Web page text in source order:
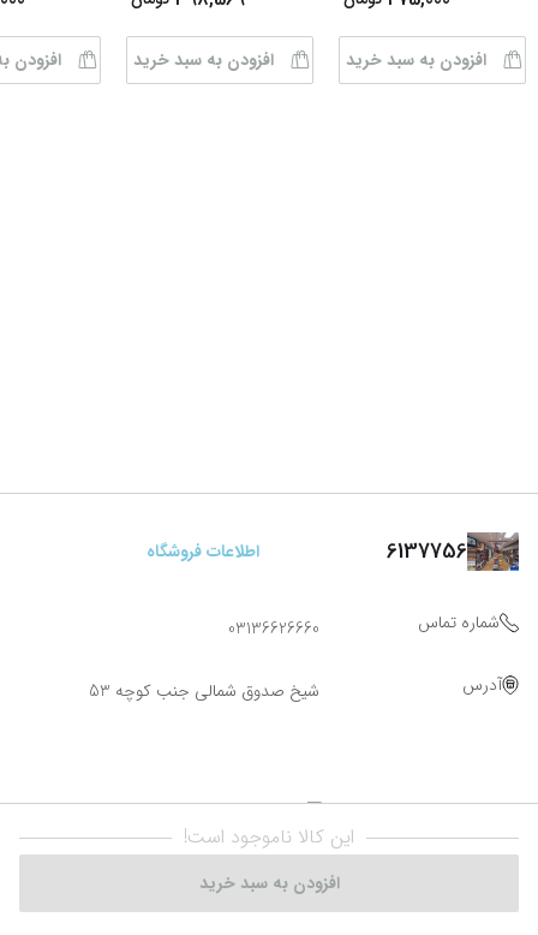
افزودن به سبد خرید افزودن به سبد خرید افزودن
این کالا ناموجود است!
افزودن به سبد خرید
6137756 اطلاعات فروشگاه
شماره تماس 03136626660
آدرس شیخ صدوق شمالی جنب کوچه 53